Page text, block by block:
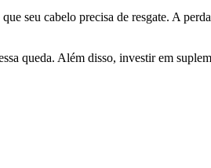
seu cabelo precisa de resgate. A
queda. Além disso, investir em